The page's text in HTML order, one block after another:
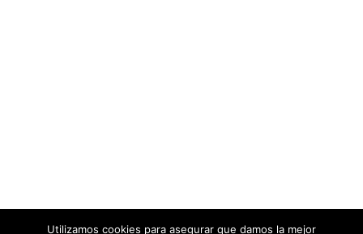
Utilizamos cookies para asegurar que damos la mejor